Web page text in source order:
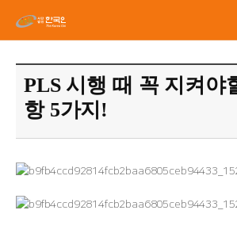
PLS 시행 때 꼭 지켜야
항 5가지!